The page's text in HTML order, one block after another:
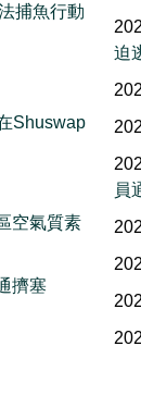
捕魚行動
Shuswap
空氣質素
擠塞
迫
員